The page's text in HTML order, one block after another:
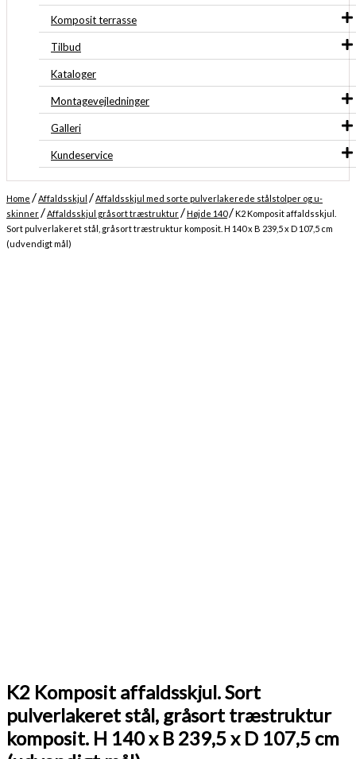
Komposit terrasse
Tilbud
Kataloger
Montagevejledninger
Galleri
Kundeservice
Home /Affaldsskjul /Affaldsskjul med sorte pulverlakerede stålstolper og u-
skinner /Affaldsskjul gråsort træstruktur /Højde 140 /K2 Komposit affaldsskjul.
Sort pulverlakeret stål, gråsort træstruktur komposit. H 140 x B 239,5 x D 107,5 cm
(udvendigt mål)
K2 Komposit affaldsskjul. Sort
pulverlakeret stål, gråsort træstruktur
komposit. H 140 x B 239,5 x D 107,5 cm